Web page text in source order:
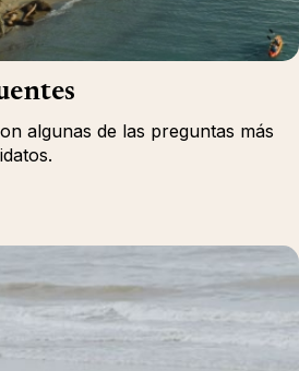
algunas de las preguntas más